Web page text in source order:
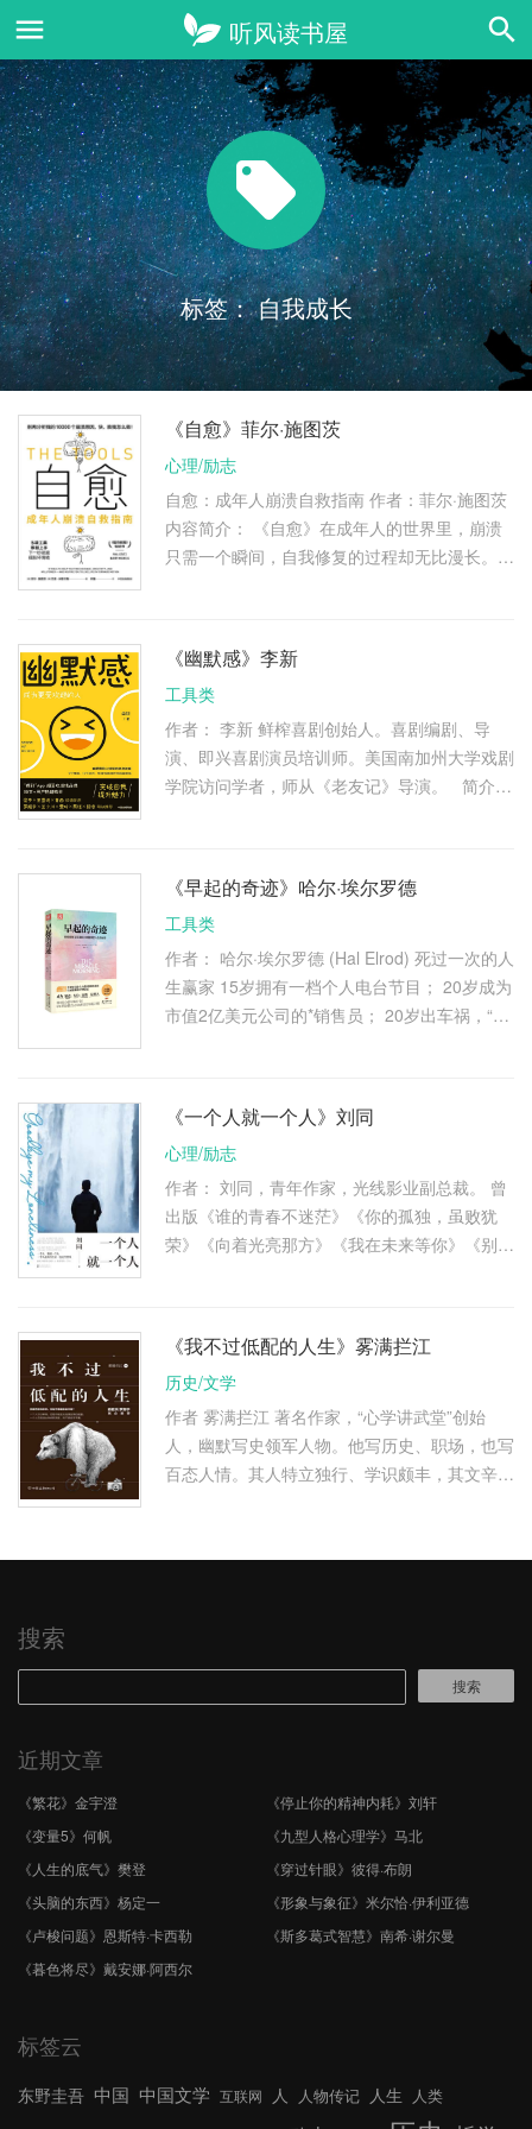
标签：自我成长
《自愈》菲尔·施图茨
心理/励志
自愈：成年人崩溃自救指南 作者：菲尔·施图茨
内容简介： 《自愈》在成年人的世界里，崩溃
只需一个瞬间，自我修复的过程却无比漫长。
《幽默感》李新
工具类
作者： 李新 鲜榨喜剧创始人。喜剧编剧、导
演、即兴喜剧演员培训师。美国南加州大学戏剧
学院访问学者，师从《老友记》导演。 简介：
《早起的奇迹》哈尔·埃尔罗德
工具类
作者： 哈尔·埃尔罗德 (Hal Elrod) 死过一次的人
生赢家 15岁拥有一档个人电台节目； 20岁成为
市值2亿美元公司的*销售员； 20岁出车祸，“临
《一个人就一个人》刘同
心理/励志
作者： 刘同，青年作家，光线影业副总裁。 曾
出版《谁的青春不迷茫》《你的孤独，虽败犹
荣》《向着光亮那方》《我在未来等你》《别做
《我不过低配的人生》雾满拦江
历史/文学
作者 雾满拦江 著名作家，“心学讲武堂”创始
人，幽默写史领军人物。他写历史、职场，也写
百态人情。其人特立独行、学识颇丰，其文辛辣
搜索
搜索
近期文章
《繁花》金宇澄
《停止你的精神内耗》刘轩
《变量5》何帆
《九型人格心理学》马北
《人生的底气》樊登
《穿过针眼》彼得·布朗
《头脑的东西》杨定一
《形象与象征》米尔恰·伊利亚德
《卢梭问题》恩斯特·卡西勒
《斯多葛式智慧》南希·谢尔曼
《暮色将尽》戴安娜·阿西尔
标签云
东野圭吾 中国 中国文学 互联网 人 人物传记 人生 人类